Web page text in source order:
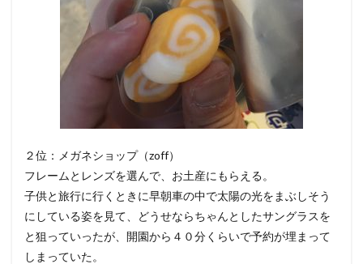
２位：メガネショップ（zoff）
フレームとレンズを選んで、お土産にもらえる。
子供と旅行に行くときに早朝車の中で太陽の光をまぶしそう
にしている姿を見て、どうせならちゃんとしたサングラスを
と狙っていったが、開園から４０分くらいで予約が埋まって
しまっていた。